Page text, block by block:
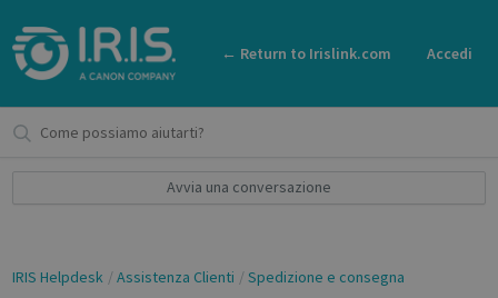
← Return to Irislink.com Accedi
Avvia una conversazione
IRIS Helpdesk Assistenza Clienti Spedizione e consegna